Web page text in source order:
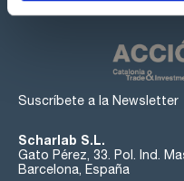
Suscríbete a la Newsletter
Scharlab S.L.
Gato Pérez, 33. Pol. Ind.
Barcelona, España